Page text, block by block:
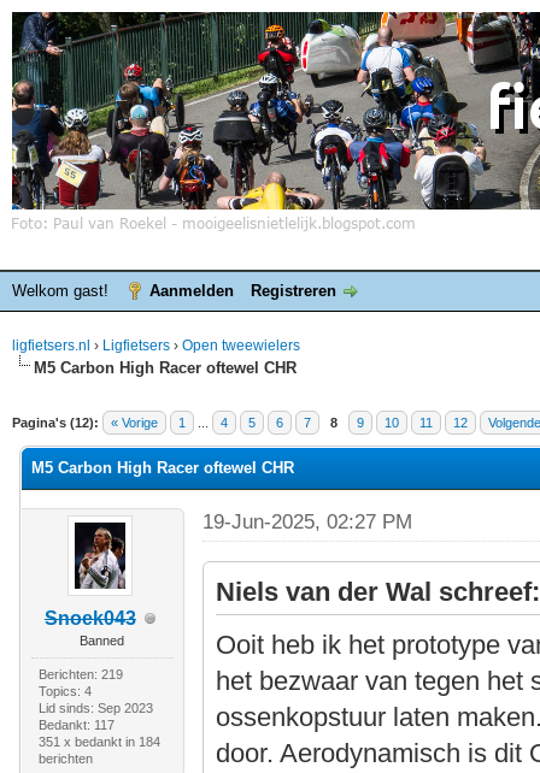
Welkom gast! Aanmelden Registreren
ligfietsers.nl › Ligfietsers › Open tweewielers
M5 Carbon High Racer oftewel CHR
Pagina's (12): « Vorige 1 4 5 6 7 8 9 10 11 12
waardering is 0
M5 Carbon High Racer oftewel CHR
Snoek043
Banned
Berichten: 219
Topics: 4
Lid sinds: Sep 2023
Bedankt: 117
351 x bedankt in 184
berichten
19-Jun-2025, 02:27 PM
Niels van der Wal schreef:
Ooit heb ik het prototype
het bezwaar van tegen het
ossenkopstuur laten
door. Aerodynamisch is dit